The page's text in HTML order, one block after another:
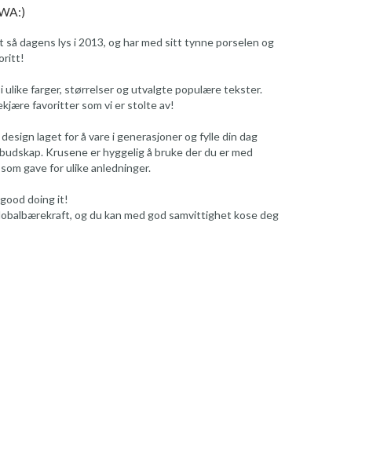
dagens lys i 2013, og har med sitt tynne porselen og
i ulike farger, størrelser og utvalgte populære tekster.
favoritter som vi er stolte av!
laget for å vare i generasjoner og fylle din dag
Krusene er hyggelig å bruke der du er med
gave for ulike anledninger.
doing it!
og du kan med god samvittighet kose deg